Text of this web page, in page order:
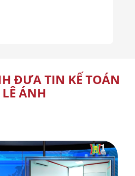
ĐƯA TIN KẾ TOÁN
LÊ ÁNH